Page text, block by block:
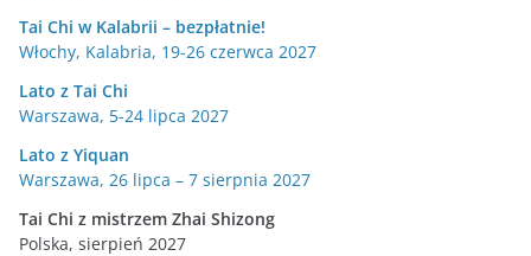
Tai Chi w Kalabrii – bezpłatnie!
Włochy, Kalabria, 19-26 czerwca 2027
Lato z Tai Chi
Warszawa, 5-24 lipca 2027
Lato z Yiquan
Warszawa, 26 lipca – 7 sierpnia 2027
Tai Chi z mistrzem Zhai Shizong
Polska, sierpień 2027